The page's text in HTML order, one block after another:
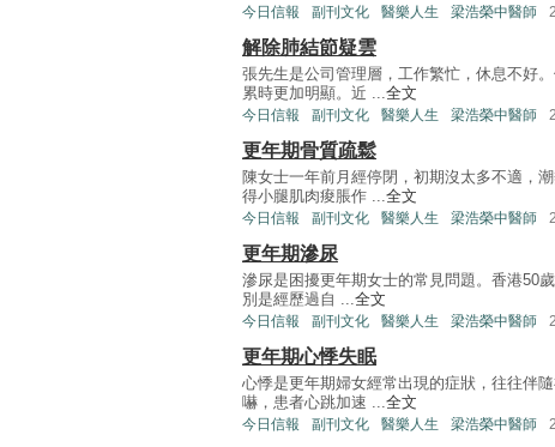
今日信報 副刊文化 醫樂人生 梁浩榮中醫師
解除肺結節疑雲
張先生是公司管理層，工作繁忙，休息不好
累時更加明顯。近 ...全文
今日信報 副刊文化 醫樂人生 梁浩榮中醫師
更年期骨質疏鬆
陳女士一年前月經停閉，初期沒太多不適，
得小腿肌肉痠脹作 ...全文
今日信報 副刊文化 醫樂人生 梁浩榮中醫師
更年期滲尿
滲尿是困擾更年期女士的常見問題。香港50
別是經歷過自 ...全文
今日信報 副刊文化 醫樂人生 梁浩榮中醫師
更年期心悸失眠
心悸是更年期婦女經常出現的症狀，往往伴
嚇，患者心跳加速 ...全文
今日信報 副刊文化 醫樂人生 梁浩榮中醫師